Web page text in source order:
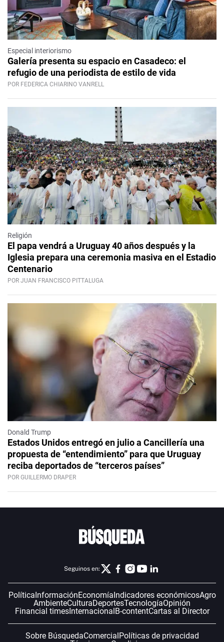
Especial interiorismo
Galería presenta su espacio en Casadeco: el
refugio de una periodista de estilo de vida
POR FEDERICA CHIARINO VANRELL
Religión
El papa vendrá a Uruguay 40 años después y la
Iglesia prepara una ceremonia masiva en el Estadio
Centenario
POR JUAN FRANCISCO PITTALUGA
Donald Trump
Estados Unidos entregó en julio a Cancillería una
propuesta de “entendimiento” para que Uruguay
reciba deportados de “terceros países”
POR GUILLERMO DRAPER
Seguinos en:
PolíticaInformaciónEconomíaIndicadores económicosAgro
AmbienteCulturaDeportesTecnologíaOpinión
Financial timesInternacionalB-contentCartas al Director
Sobre BúsquedaComercialPolíticas de privacidad